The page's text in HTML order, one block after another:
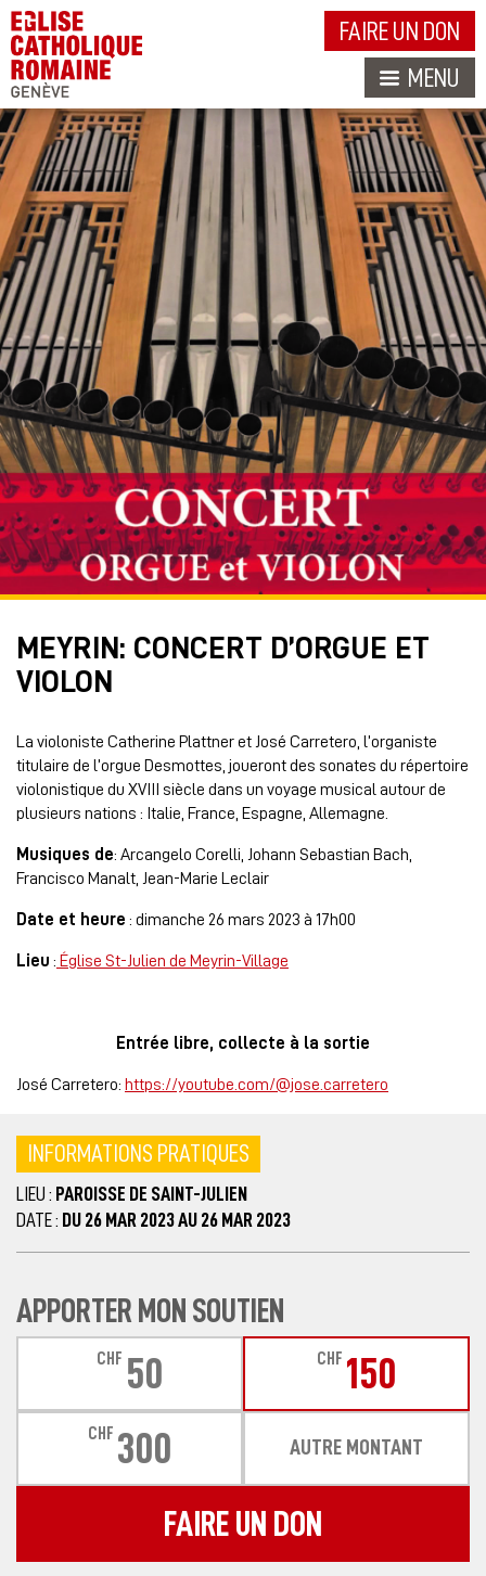
FAIRE UN DON
MENU
MEYRIN: CONCERT D’ORGUE ET
VIOLON
La violoniste Catherine Plattner et José Carretero, l’organiste
titulaire de l’orgue Desmottes, joueront des sonates du répertoire
violonistique du XVIII siècle dans un voyage musical autour de
plusieurs nations : Italie, France, Espagne, Allemagne.
Musiques de: Arcangelo Corelli, Johann Sebastian Bach,
Francisco Manalt, Jean-Marie Leclair
Date et heure : dimanche 26 mars 2023 à 17h00
Lieu : Église St-Julien de Meyrin-Village
Entrée libre, collecte à la sortie
José Carretero: https://youtube.com/@jose.carretero
INFORMATIONS PRATIQUES
LIEU : PAROISSE DE SAINT-JULIEN
DATE : DU 26 MAR 2023 AU 26 MAR 2023
APPORTER MON SOUTIEN
CHF 50 CHF 150
CHF 300 AUTRE MONTANT
FAIRE UN DON